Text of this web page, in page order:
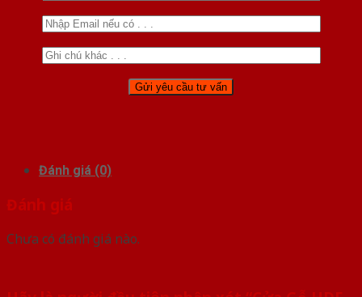
Đánh giá (0)
Đánh giá
Chưa có đánh giá nào.